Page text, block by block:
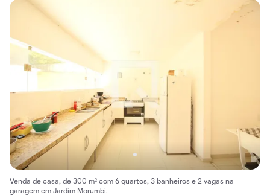
Venda de casa, de 300 m² com 6 quartos, 3 banheiros e 2 vagas na
garagem em Jardim Morumbi.